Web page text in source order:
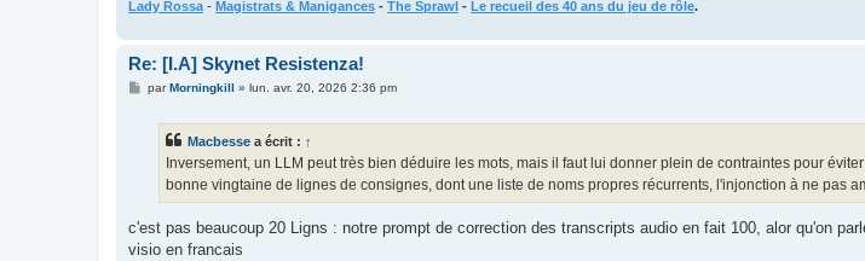
Lady Rossa - Magistrats & Manigances - The Sprawl - Le recueil des 40 ans du jeu de rôle.
Re: [I.A] Skynet Resistenza!
MparMorningkill » lun. avr. 20, 2026 2:36 pm
Macbesse a écrit : ↑
Inversement, un LLM peut très bien déduire les mots, mais il faut lui donner plein de contraintes pour
bonne vingtaine de lignes de consignes, dont une liste de noms propres récurrents, l'injonction à ne pas
c'est pas beaucoup 20 Ligns : notre prompt de correction des transcripts audio en fait 100, alor qu'on
visio en francais